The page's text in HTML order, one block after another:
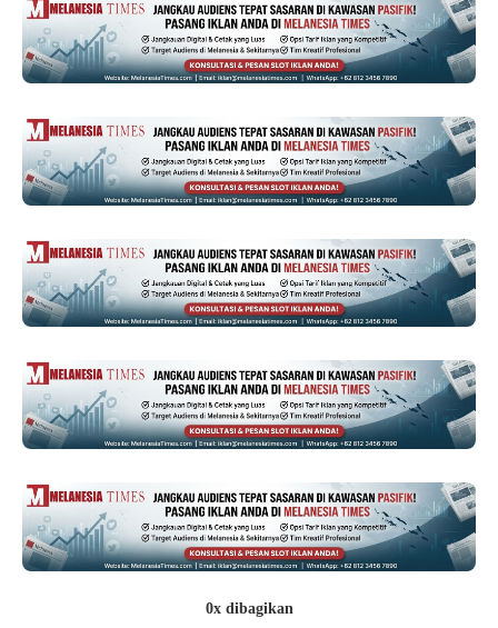
0x dibagikan